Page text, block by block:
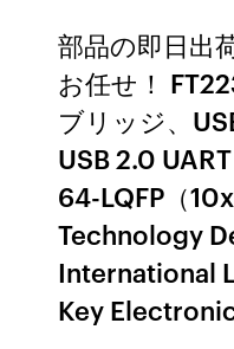
部品の即日出
お任せ！
ブリッジ、
USB 2.0
64-LQFP（
Technology
International
Key